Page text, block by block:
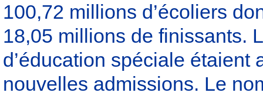
100,72 millions d’écoliers
18,05 millions de finissants.
d’éducation spéciale
nouvelles admissions. Le